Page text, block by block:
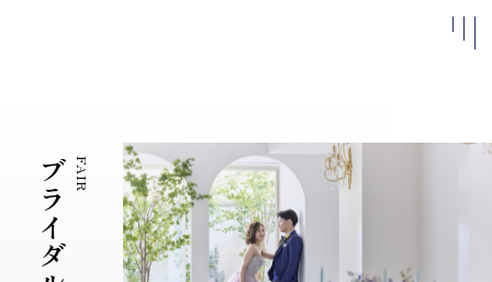
施設案内
よくある
アクセス
FAIR